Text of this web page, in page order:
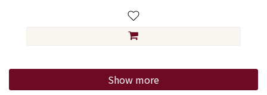
Show more